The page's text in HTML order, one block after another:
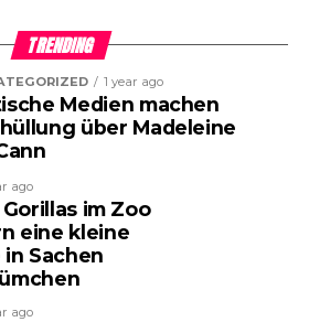
TRENDING
1 year ago
Medien machen
über Madeleine
ago
im Zoo
eine kleine
Sachen
ago